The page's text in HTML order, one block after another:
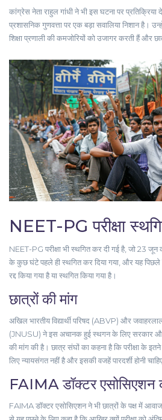
कांग्रेस नेता राहुल गांधी ने भी इस घटना पर
प्रशासनिक गुणवत्ता पर एक बड़ा सवालिया निशान है।
शिक्षा प्रणाली की कमजोरियों को उजागर करती हैं और
NEET-PG परीक्षा
NEET-PG परीक्षा भी स्थगित कर दी गई है, जो 23 जून
के कुछ घंटे पहले ही स्थगित कर दिया गया, और यह पिछले
रद्द किया गया है या स्थगित किया गया है।
छात्रों की मांग
अखिल भारतीय विद्यार्थी परिषद (ABVP) और
(JNUSU) ने इस अचानक हुई स्थगन के लिए सरकार और
की मांग की है। छात्र संघों का कहना है कि परीक्षा के
लिए न्यायसंगत नहीं है और इसकी वजहें पारदर्शी होनी
FAIMA डॉक्टर एसोसिएशन
FAIMA डॉक्टर एसोसिएशन ने भी छात्रों के पक्ष में आवाज